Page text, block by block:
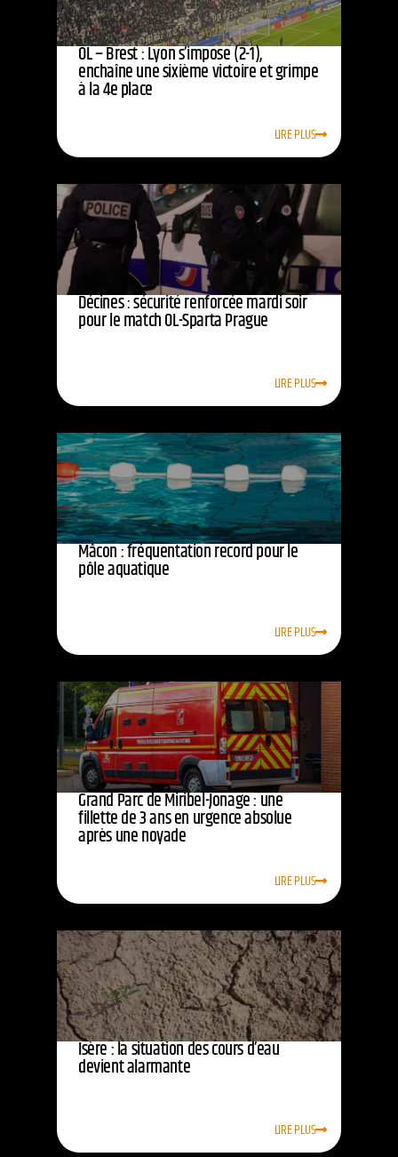
OL – Brest : Lyon s’impose (2-1),
enchaîne une sixième victoire et grimpe
à la 4e place
LIRE PLUS
Décines : sécurité renforcée mardi soir
pour le match OL-Sparta Prague
LIRE PLUS
Mâcon : fréquentation record pour le
pôle aquatique
LIRE PLUS
Grand Parc de Miribel-Jonage : une
fillette de 3 ans en urgence absolue
après une noyade
LIRE PLUS
Isère : la situation des cours d’eau
devient alarmante
LIRE PLUS